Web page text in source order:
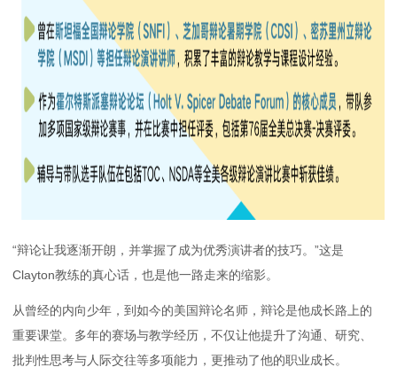
“辩论让我逐渐开朗，并掌握了成为优秀演讲者的技巧。”这是
Clayton教练的真心话，也是他一路走来的缩影。
从曾经的内向少年，到如今的美国辩论名师，辩论是他成长路上的
重要课堂。多年的赛场与教学经历，不仅让他提升了沟通、研究、
批判性思考与人际交往等多项能力，更推动了他的职业成长。